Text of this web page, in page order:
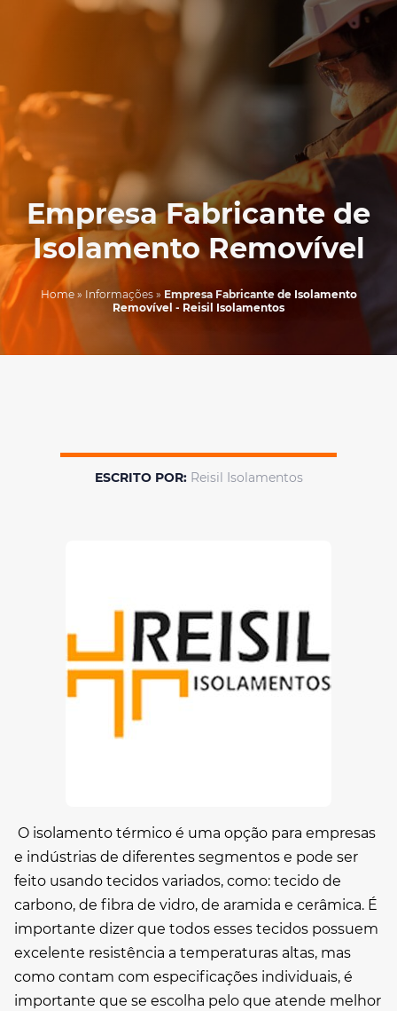
Empresa Fabricante de
Isolamento Removível
Home» Informações » Empresa Fabricante de Isolamento
Removível - Reisil Isolamentos
ESCRITO POR: Reisil Isolamentos
O isolamento térmico é uma opção para empresas
e indústrias de diferentes segmentos e pode ser
feito usando tecidos variados, como: tecido de
carbono, de fibra de vidro, de aramida e cerâmica. É
importante dizer que todos esses tecidos possuem
excelente resistência a temperaturas altas, mas
como contam com especificações individuais, é
importante que se escolha pelo que atende melhor